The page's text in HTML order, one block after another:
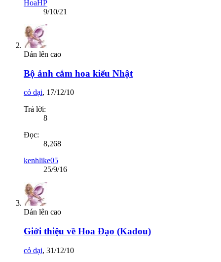
HoaHP
9/10/21
Dán lên cao
Bộ ảnh cắm hoa kiểu Nhật
cỏ dại, 17/12/10
Trả lời:
8
Đọc:
8,268
kenhlike05
25/9/16
Dán lên cao
Giới thiệu về Hoa Đạo (Kadou)
cỏ dại, 31/12/10